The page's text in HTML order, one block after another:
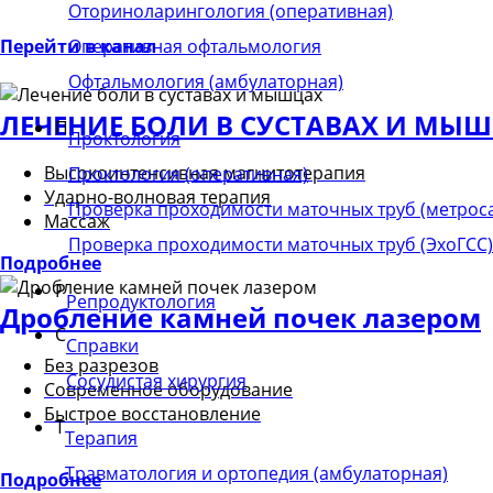
Перейти в канал
ЛЕЧЕНИЕ БОЛИ В СУСТАВАХ И
Высокоинтенсивная магнитотерапия
Ударно-волновая терапия
Массаж
Подробнее
Дробление камней почек лазером
Без разрезов
Современное оборудование
Быстрое восстановление
Подробнее
Оториноларингология (оперативная)
Оперативная офтальмология
Офтальмология (амбулаторная)
ППроктология
Проктология (оперативная)
Проверка проходимости маточных труб
Проверка проходимости маточных труб (ЭхоГСС)
РРепродуктология
ССправки
Сосудистая хирургия
ТТерапия
Травматология и ортопедия (амбулаторная)